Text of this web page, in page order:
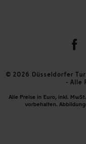
© 2026 Düsseldorfer
- Alle
Alle Preise in Euro, inkl.
vorbehalten.